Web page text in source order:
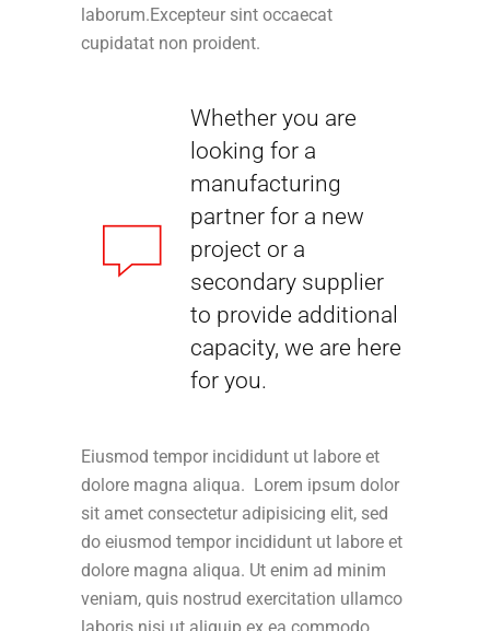
laborum.Excepteur sint occaecat
cupidatat non proident.
Whether you are
looking for a
manufacturing
partner for a new
project or a
secondary supplier
to provide additional
capacity, we are here
for you.
Eiusmod tempor incididunt ut labore et
dolore magna aliqua. Lorem ipsum dolor
sit amet consectetur adipisicing elit, sed
do eiusmod tempor incididunt ut labore et
dolore magna aliqua. Ut enim ad minim
veniam, quis nostrud exercitation ullamco